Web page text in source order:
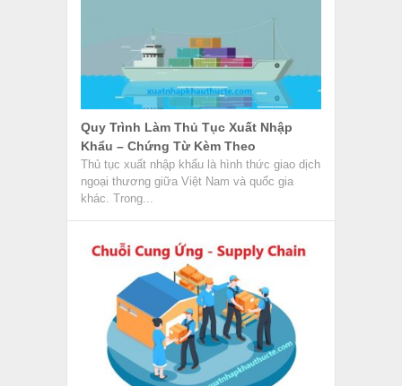
Quy Trình Làm Thủ Tục Xuất Nhập
Khẩu – Chứng Từ Kèm Theo
Thủ tục xuất nhập khẩu là hình thức giao dịch
ngoại thương giữa Việt Nam và quốc gia
khác. Trong...